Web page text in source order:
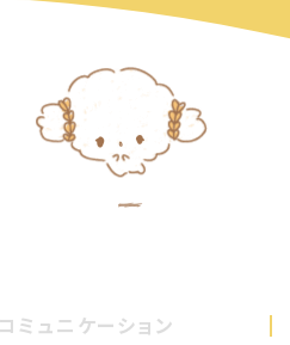
コミュニケーション